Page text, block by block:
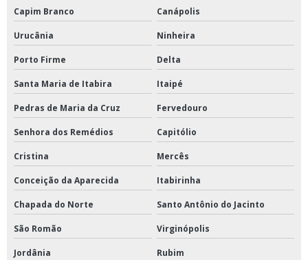
Capim Branco Canápolis
Urucânia Ninheira
Porto Firme Delta
Santa Maria de Itabira Itaipé
Pedras de Maria da Cruz Fervedouro
Senhora dos Remédios Capitólio
Cristina Mercês
Conceição da Aparecida Itabirinha
Chapada do Norte Santo Antônio do Jacinto
São Romão Virginópolis
Jordânia Rubim